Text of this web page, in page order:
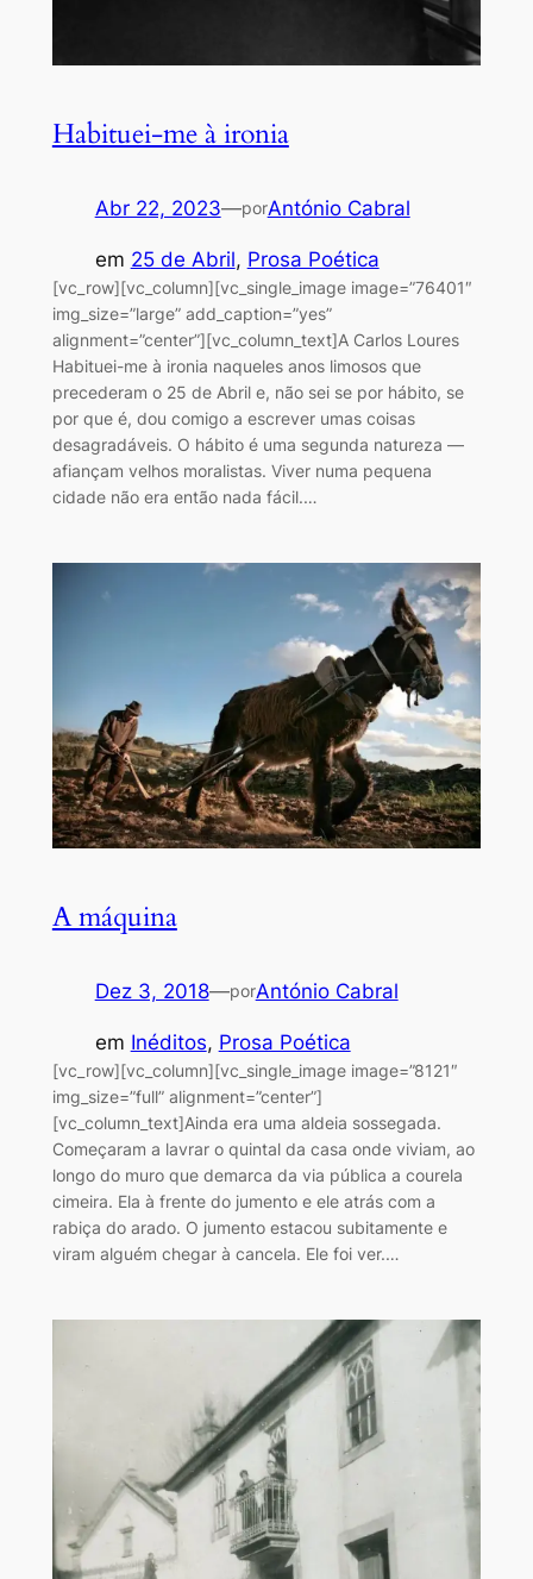
Habituei-me à ironia
Abr 22, 2023—porAntónio Cabral
em 25 de Abril, Prosa Poética
[vc_row][vc_column][vc_single_image image=”76401″
img_size=”large” add_caption=”yes”
alignment=”center”][vc_column_text]A Carlos Loures
Habituei-me à ironia naqueles anos limosos que
precederam o 25 de Abril e, não sei se por hábito, se
por que é, dou comigo a escrever umas coisas
desagradáveis. O hábito é uma segunda natureza —
afiançam velhos moralistas. Viver numa pequena
cidade não era então nada fácil.…
A máquina
Dez 3, 2018—porAntónio Cabral
em Inéditos, Prosa Poética
[vc_row][vc_column][vc_single_image image=”8121″
img_size=”full” alignment=”center”]
[vc_column_text]Ainda era uma aldeia sossegada.
Começaram a lavrar o quintal da casa onde viviam, ao
longo do muro que demarca da via pública a courela
cimeira. Ela à frente do jumento e ele atrás com a
rabiça do arado. O jumento estacou subitamente e
viram alguém chegar à cancela. Ele foi ver.…